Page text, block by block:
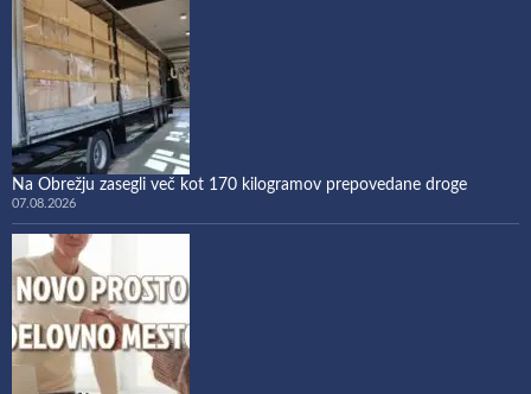
Na Obrežju zasegli več kot 170 kilogramov prepovedane droge
07.08.2026